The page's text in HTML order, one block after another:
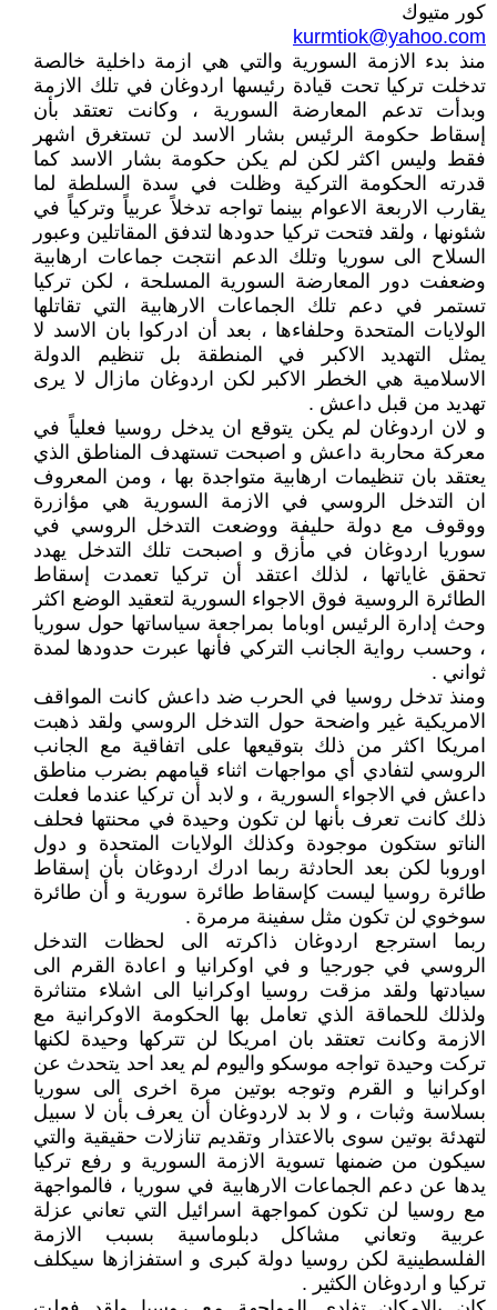
كور متيوك
kurmtiok@yahoo.com
منذ بدء الازمة السورية والتي هي ازمة داخلية خالصة
تدخلت تركيا تحت قيادة رئيسها اردوغان في تلك الازمة
وبدأت تدعم المعارضة السورية ، وكانت تعتقد بأن
إسقاط حكومة الرئيس بشار الاسد لن تستغرق اشهر
فقط وليس اكثر لكن لم يكن حكومة بشار الاسد كما
قدرته الحكومة التركية وظلت في سدة السلطة لما
يقارب الاربعة الاعوام بينما تواجه تدخلاً عربياً وتركياً في
شئونها ، ولقد فتحت تركيا حدودها لتدفق المقاتلين وعبور
السلاح الى سوريا وتلك الدعم انتجت جماعات ارهابية
وضعفت دور المعارضة السورية المسلحة ، لكن تركيا
تستمر في دعم تلك الجماعات الارهابية التي تقاتلها
الولايات المتحدة وحلفاءها ، بعد أن ادركوا بان الاسد لا
يمثل التهديد الاكبر في المنطقة بل تنظيم الدولة
الاسلامية هي الخطر الاكبر لكن اردوغان مازال لا يرى
تهديد من قبل داعش .
و لان اردوغان لم يكن يتوقع ان يدخل روسيا فعلياً في
معركة محاربة داعش و اصبحت تستهدف المناطق الذي
يعتقد بان تنظيمات ارهابية متواجدة بها ، ومن المعروف
ان التدخل الروسي في الازمة السورية هي مؤازرة
ووقوف مع دولة حليفة ووضعت التدخل الروسي في
سوريا اردوغان في مأزق و اصبحت تلك التدخل يهدد
تحقق غاياتها ، لذلك اعتقد أن تركيا تعمدت إسقاط
الطائرة الروسية فوق الاجواء السورية لتعقيد الوضع اكثر
وحث إدارة الرئيس اوباما بمراجعة سياساتها حول سوريا
، وحسب رواية الجانب التركي فأنها عبرت حدودها لمدة
ثواني .
ومنذ تدخل روسيا في الحرب ضد داعش كانت المواقف
الامريكية غير واضحة حول التدخل الروسي ولقد ذهبت
امريكا اكثر من ذلك بتوقيعها على اتفاقية مع الجانب
الروسي لتفادي أي مواجهات اثناء قيامهم بضرب مناطق
داعش في الاجواء السورية ، و لابد أن تركيا عندما فعلت
ذلك كانت تعرف بأنها لن تكون وحيدة في محنتها فحلف
الناتو ستكون موجودة وكذلك الولايات المتحدة و دول
اوروبا لكن بعد الحادثة ربما ادرك اردوغان بأن إسقاط
طائرة روسيا ليست كإسقاط طائرة سورية و أن طائرة
سوخوي لن تكون مثل سفينة مرمرة .
ربما استرجع اردوغان ذاكرته الى لحظات التدخل
الروسي في جورجيا و في اوكرانيا و اعادة القرم الى
سيادتها ولقد مزقت روسيا اوكرانيا الى اشلاء متناثرة
ولذلك للحماقة الذي تعامل بها الحكومة الاوكرانية مع
الازمة وكانت تعتقد بان امريكا لن تتركها وحيدة لكنها
تركت وحيدة تواجه موسكو واليوم لم يعد احد يتحدث عن
اوكرانيا و القرم وتوجه بوتين مرة اخرى الى سوريا
بسلاسة وثبات ، و لا بد لاردوغان أن يعرف بأن لا سبيل
لتهدئة بوتين سوى بالاعتذار وتقديم تنازلات حقيقية والتي
سيكون من ضمنها تسوية الازمة السورية و رفع تركيا
يدها عن دعم الجماعات الارهابية في سوريا ، فالمواجهة
مع روسيا لن تكون كمواجهة اسرائيل التي تعاني عزلة
عربية وتعاني مشاكل دبلوماسية بسبب الازمة
الفلسطينية لكن روسيا دولة كبرى و استفزازها سيكلف
تركيا و اردوغان الكثير .